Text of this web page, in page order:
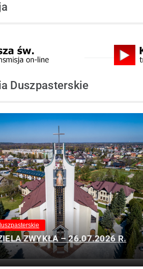
Duszpasterskie
ZWYKŁA – 26.07.2026 R.